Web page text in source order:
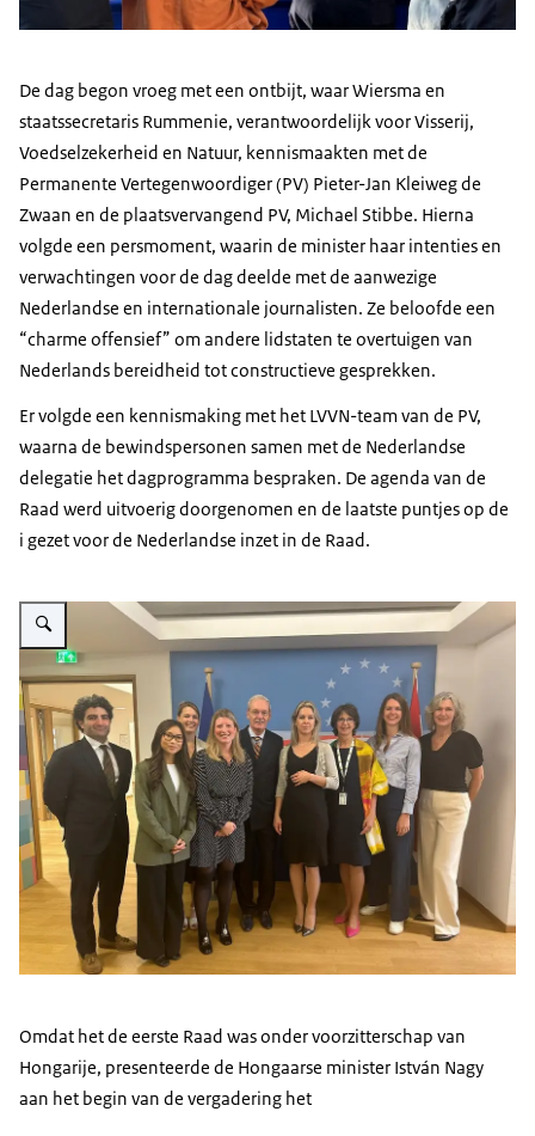
De dag begon vroeg met een ontbijt, waar Wiersma en
staatssecretaris Rummenie, verantwoordelijk voor Visserij,
Voedselzekerheid en Natuur, kennismaakten met de
Permanente Vertegenwoordiger (PV) Pieter-Jan Kleiweg de
Zwaan en de plaatsvervangend PV, Michael Stibbe. Hierna
volgde een persmoment, waarin de minister haar intenties en
verwachtingen voor de dag deelde met de aanwezige
Nederlandse en internationale journalisten. Ze beloofde een
“charme offensief” om andere lidstaten te overtuigen van
Nederlands bereidheid tot constructieve gesprekken.
Er volgde een kennismaking met het LVVN-team van de PV,
waarna de bewindspersonen samen met de Nederlandse
delegatie het dagprogramma bespraken. De agenda van de
Raad werd uitvoerig doorgenomen en de laatste puntjes op de
i gezet voor de Nederlandse inzet in de Raad.
Vergroot afbeelding Groepsfoto van Minister Wiersma en
Omdat het de eerste Raad was onder voorzitterschap van
Hongarije, presenteerde de Hongaarse minister István Nagy
aan het begin van de vergadering het